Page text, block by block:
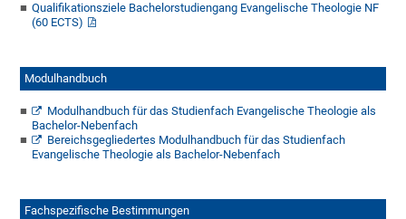
Qualifikationsziele Bachelorstudiengang Evangelische Theologie NF
(60 ECTS)
Modulhandbuch
Modulhandbuch für das Studienfach Evangelische Theologie als
Bachelor-Nebenfach
Bereichsgegliedertes Modulhandbuch für das Studienfach
Evangelische Theologie als Bachelor-Nebenfach
Fachspezifische Bestimmungen